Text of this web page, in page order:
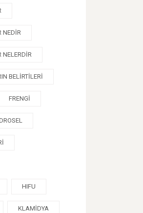
NEDIR
NELERDIR
BELIRTILERI
FRENGI
HIFU
KLAMIDYA